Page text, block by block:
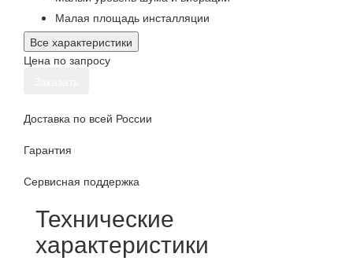
Малая площадь инсталляции
Все характеристики
Цена по запросу
Доставка по всей России
Гарантия
Сервисная поддержка
Технические
характеристики